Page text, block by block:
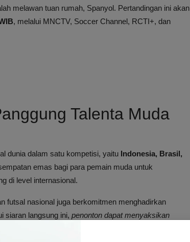
melawan tuan rumah, Spanyol. Pertandingan ini akan
, melalui MNCTV, Soccer Channel, RCTI+, dan
Talenta Muda
dunia dalam satu kompetisi, yaitu Indonesia, Brasil,
emas bagi para pemain muda untuk
di level internasional.
futsal nasional juga berkomitmen menghadirkan
siaran langsung ini, penonton dapat menyaksikan
masa depan futsal